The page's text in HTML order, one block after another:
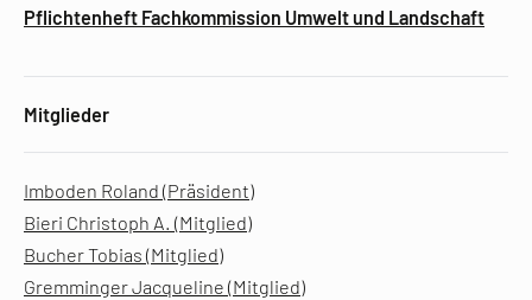
Pflichtenheft Fachkommission Umwelt und Landschaft
Mitglieder
Imboden Roland (Präsident)
Bieri Christoph A. (Mitglied)
Bucher Tobias (Mitglied)
Gremminger Jacqueline (Mitglied)